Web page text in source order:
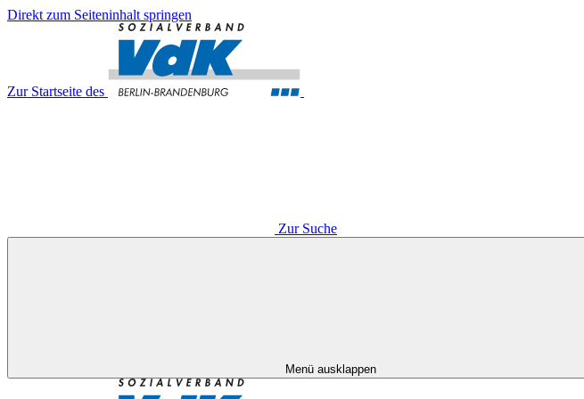
Direkt zum Seiteninhalt springen
Zur Startseite des
Zur Suche
Menü ausklappen